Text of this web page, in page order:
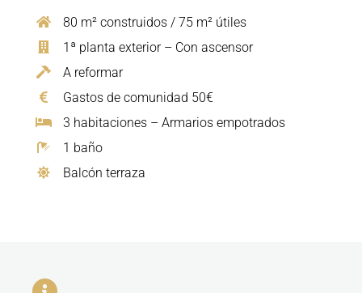
80 m² construidos / 75 m² útiles
1ª planta exterior – Con ascensor
A reformar
Gastos de comunidad 50€
3 habitaciones – Armarios empotrados
1 baño
Balcón terraza